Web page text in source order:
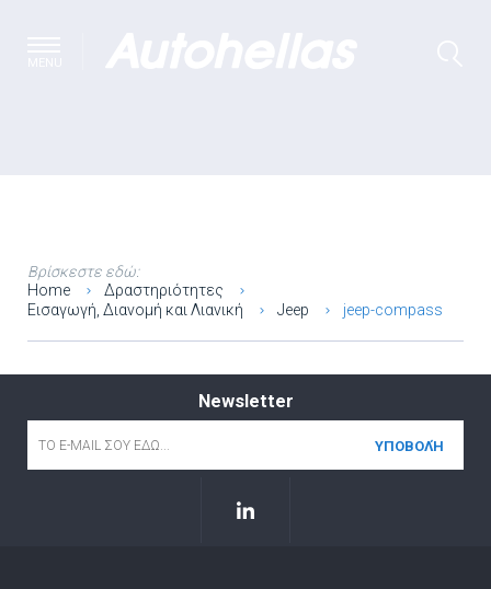
Βρίσκεστε εδώ:
Home
Δραστηριότητες
Εισαγωγή, Διανομή και Λιανική
Jeep jeep-compass
Newsletter